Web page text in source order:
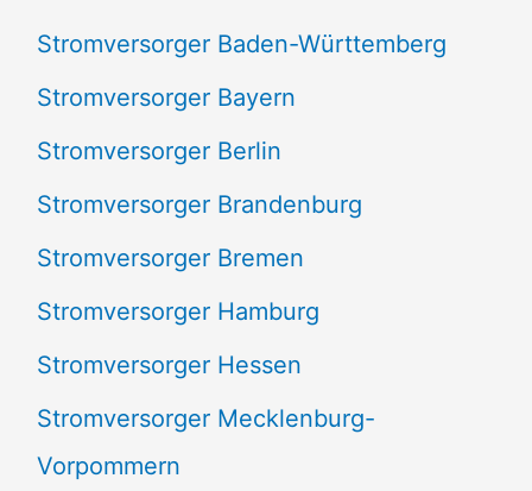
h
:
Stromversorger Baden-Württemberg
Stromversorger Bayern
Stromversorger Berlin
Stromversorger Brandenburg
Stromversorger Bremen
Stromversorger Hamburg
Stromversorger Hessen
Stromversorger Mecklenburg-
Vorpommern